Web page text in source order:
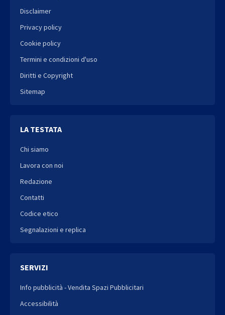
Disclaimer
Privacy policy
Cookie policy
Termini e condizioni d'uso
Diritti e Copyright
Sitemap
LA TESTATA
Chi siamo
Lavora con noi
Redazione
Contatti
Codice etico
Segnalazioni e replica
SERVIZI
Info pubblicità - Vendita Spazi Pubblicitari
Accessibilità